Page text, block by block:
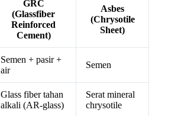
GRC
(Glassfiber
Reinforced
Cement)
Asbes
(Chrysotile
Sheet)
Semen + pasir +
air
Semen
Glass fiber tahan
alkali (AR-glass)
Serat mineral
chrysotile